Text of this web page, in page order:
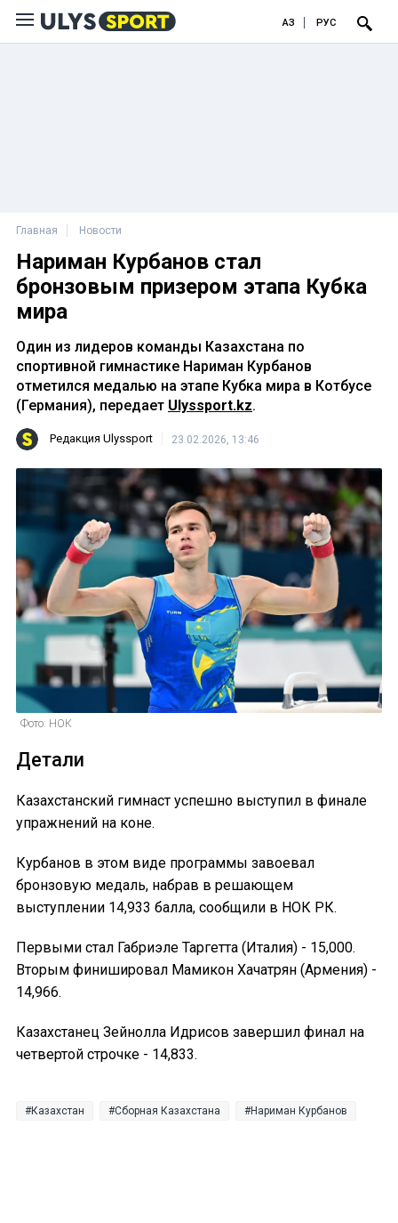
ҚАЗ РУС
Главная Новости
Нариман Курбанов стал
бронзовым призером этапа Кубка
мира
Один из лидеров команды Казахстана по
спортивной гимнастике Нариман Курбанов
отметился медалью на этапе Кубка мира в Котбусе
(Германия), передает Ulyssport.kz.
Редакция Ulyssport 23.02.2026, 13:46
Фото: НОК
Детали
Казахстанский гимнаст успешно выступил в финале
упражнений на коне.
Курбанов в этом виде программы завоевал
бронзовую медаль, набрав в решающем
выступлении 14,933 балла, сообщили в НОК РК.
Первыми стал Габриэле Таргетта (Италия) - 15,000.
Вторым финишировал Мамикон Хачатрян (Армения) -
14,966.
Казахстанец Зейнолла Идрисов завершил финал на
четвертой строчке - 14,833.
Казахстан Сборная Казахстана Нариман Курбанов